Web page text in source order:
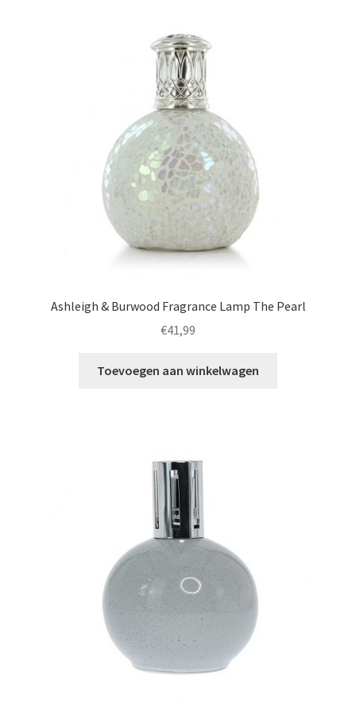
Ashleigh & Burwood Fragrance Lamp The Pearl
€41,99
Toevoegen aan winkelwagen